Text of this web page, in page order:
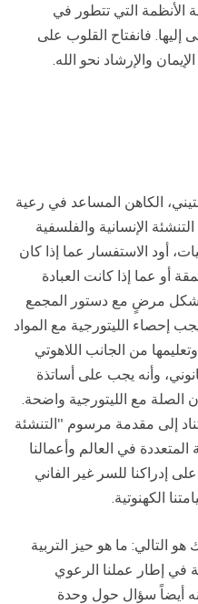
الأنظمة التي تتطور في
إليها. فانفتاح القلوب على
والإرشاد نحو الله.
الكاهن المساعد في رعية
الإنسانية والفلسفية
أود الاستفسار عما إذا كان
أو عما إذا كانت العبادة
بشكل مرضٍ مع دستور المجمع
أنه يجب إحصاء الليتورجية مع المواد
من الجانب اللاهوتي
وأنه يجب على أساتذة
الصلة مع الليتورجية واضحة.
إلى مقدمة مرسوم "التنشئة
في العالم وأعمالنا
إدراكنا للسر غير الفاني
الكهنوتية.
التالي: ما هو حيز التربية
في إطار عملنا الرعوي
أنه أيضاً سؤال حول وحدة